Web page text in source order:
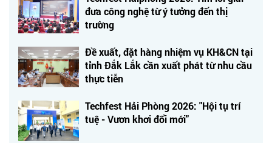
đưa công nghệ từ ý tưởng đến thị
trường
Đề xuất, đặt hàng nhiệm vụ KH&CN tại
tỉnh Đắk Lắk cần xuất phát từ nhu cầu
thực tiễn
Techfest Hải Phòng 2026: "Hội tụ trí
tuệ - Vươn khơi đổi mới"